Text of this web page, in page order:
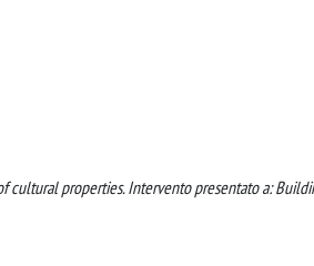
cultural properties. Intervento presentato a: